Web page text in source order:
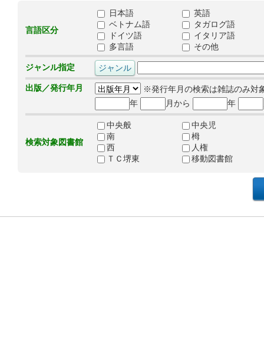
言語区分
日本語
英語
ベトナム語
タガログ語
ドイツ語
イタリア語
多言語
その他
ジャンル指定
出版／発行年月
※発行年月の検索は雑誌のみ対
年
月から 年
検索対象図書館
中央般
中央児
南
栂
西
人権
ＴＣ堺東
移動図書館